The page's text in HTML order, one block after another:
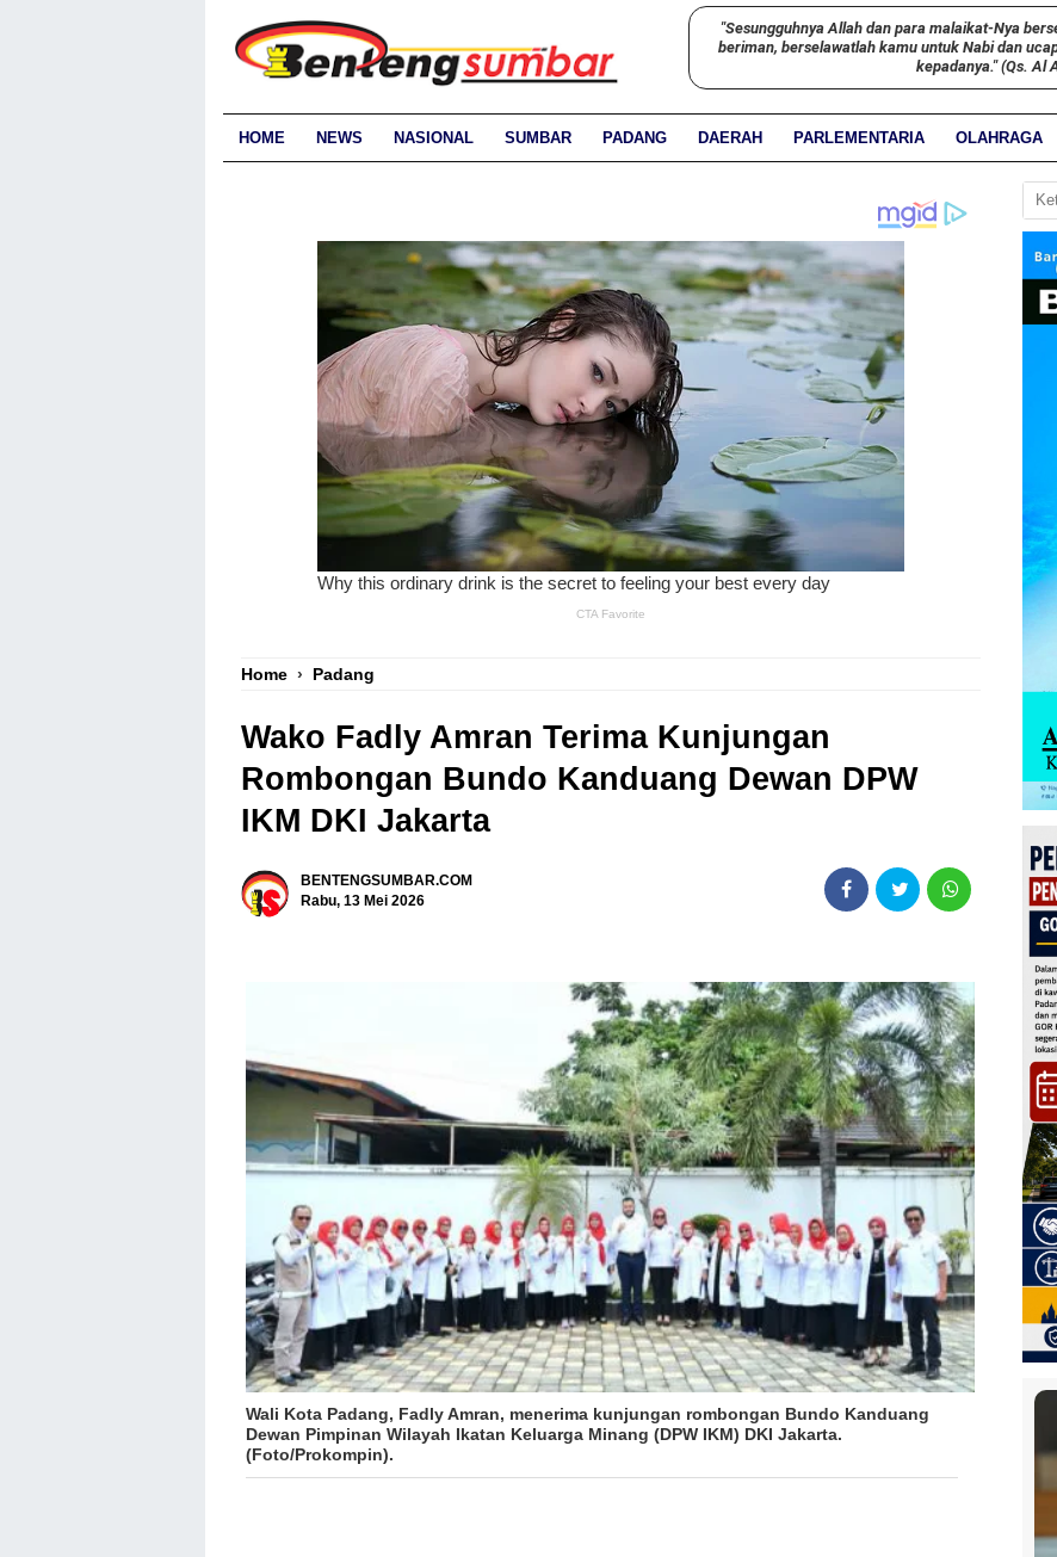
"Sesungguhnya Allah dan para malaikat-Nya
beriman, berselawatlah kamu untuk Nabi dan
kepadanya." (Qs. Al
HOME NEWS NASIONAL SUMBAR PADANG DAERAH PARLEMENTARIA OLAHRAGA
Home › Padang
Wako Fadly Amran Terima Kunjungan
Rombongan Bundo Kanduang Dewan DPW
IKM DKI Jakarta
BENTENGSUMBAR.COM
Rabu, 13 Mei 2026
Wali Kota Padang, Fadly Amran, menerima kunjungan rombongan Bundo Kanduang
Dewan Pimpinan Wilayah Ikatan Keluarga Minang (DPW IKM) DKI Jakarta.
(Foto/Prokompin).